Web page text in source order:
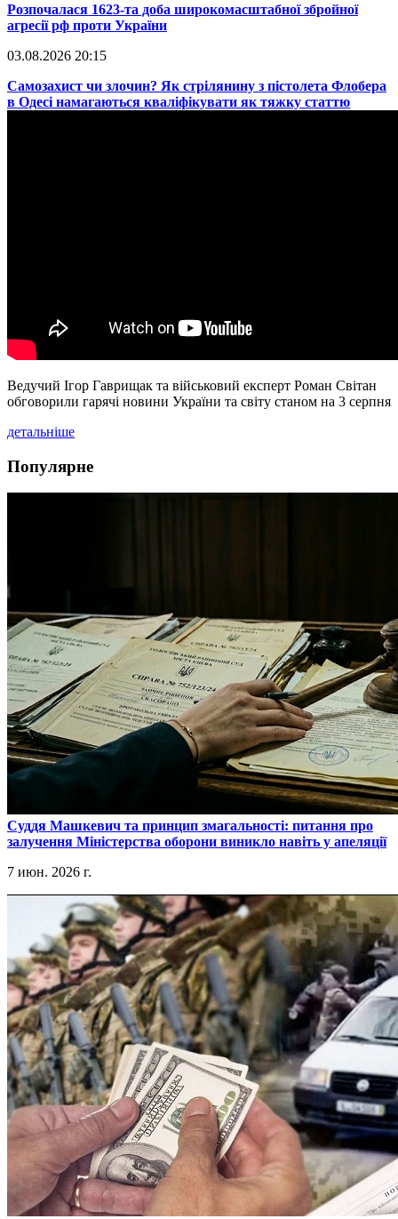
​Розпочалася 1623-та доба широкомасштабної збройної
агресії рф проти України
03.08.2026 20:15
​Самозахист чи злочин? Як стрілянину з пістолета Флобера
в Одесі намагаються кваліфікувати як тяжку статтю
Ведучий Ігор Гаврищак та військовий експерт Роман Світан
обговорили гарячі новини України та світу станом на 3 серпня
детальніше
Популярне
​Суддя Машкевич та принцип змагальності: питання про
залучення Міністерства оборони виникло навіть у апеляції
7 июн. 2026 г.